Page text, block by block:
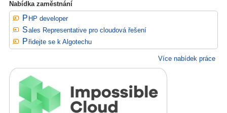
Nabídka zaměstnání
PHP developer
Sales Representative pro cloudová řešení
Přidejte se k Algotechu
Více nabídek práce